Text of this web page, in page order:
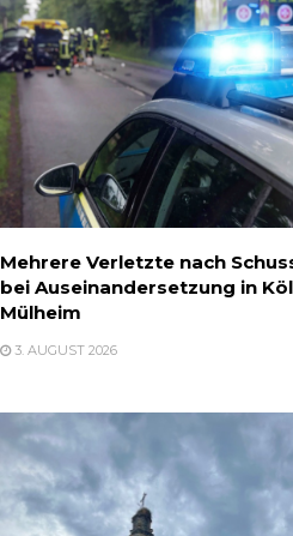
Mehrere Verletzte nach
bei Auseinandersetzung in
Mülheim
3. AUGUST 2026